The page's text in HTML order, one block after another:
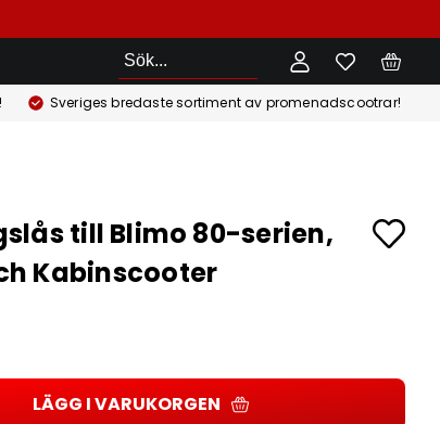
Sök
Sveriges bredaste sortiment av promenadscootrar!
till Blimo 80-serien,
Kabinscooter
LÄGG I VARUKORGEN